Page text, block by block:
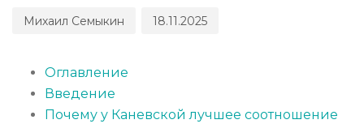
Михаил Семыкин 18.11.2025
Оглавление
Введение
Почему у Каневской лучшее соотношение